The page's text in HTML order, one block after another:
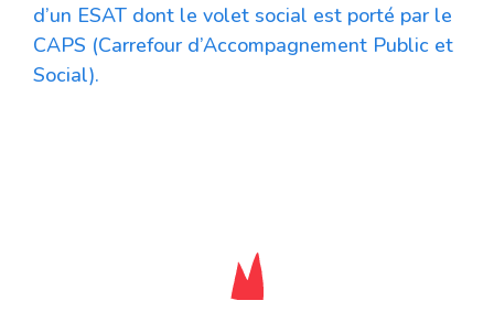
d’un ESAT dont le volet social est porté par le
CAPS (Carrefour d’Accompagnement Public et
Social).